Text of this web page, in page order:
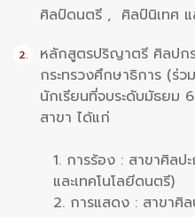
ศิลป์ดนตรี , ศิลป์นิเทศ แ
หลักสูตรปริญาตรี ศิลปก
กระทรวงศึกษาธิการ (ร่
นักเรียนที่จบระดับมัธยม
สาขา ได้แก่
1. การร้อง : สาขาศิล
และเทคโนโลยีดนตรี)
2. การแสดง : สาขาศิ